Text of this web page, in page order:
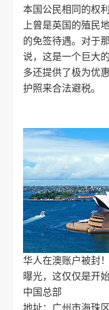
本国公民相同的权
上曾是英国的殖民
的免签待遇。对于
说，这是一个巨大
多还提供了极为优
护照来合法避税。
华人在澳账户被封
曝光，这仅仅是开
中国总部